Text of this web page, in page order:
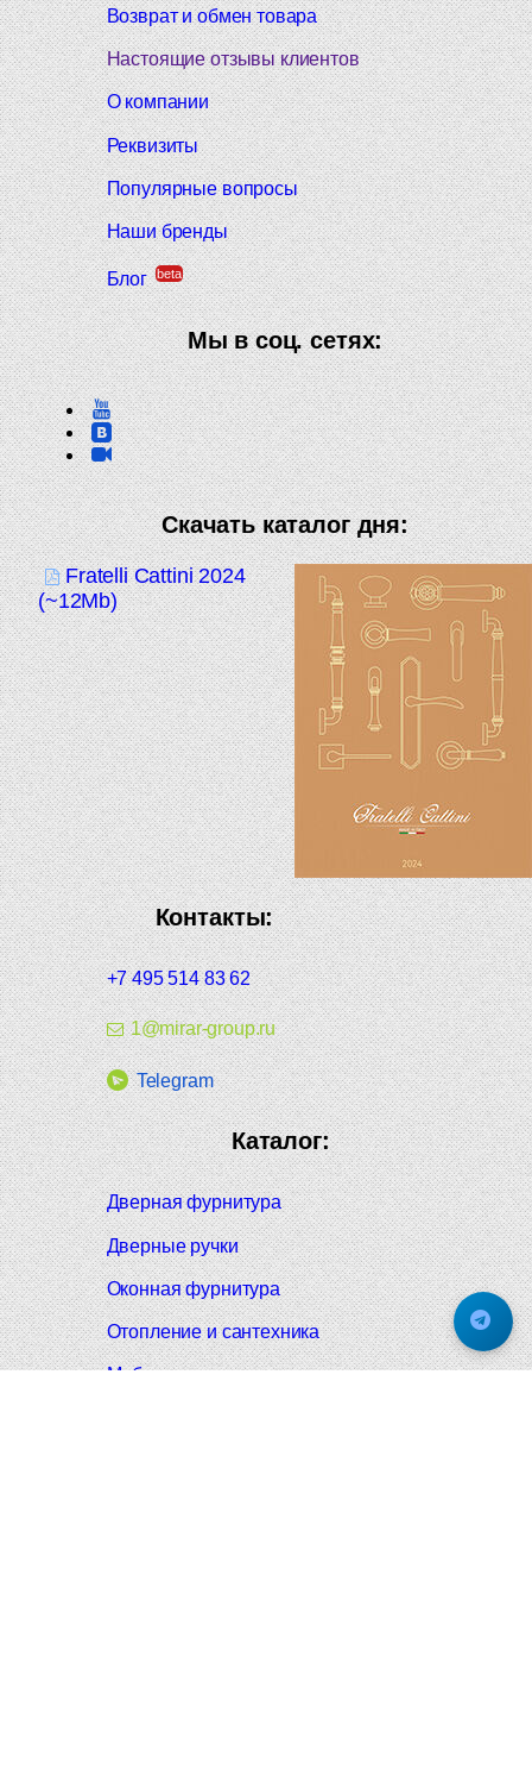
Возврат и обмен товара
Настоящие отзывы клиентов
О компании
Реквизиты
Популярные вопросы
Наши бренды
Блог beta
Мы в соц. сетях:
Скачать каталог дня:
Fratelli Cattini 2024
(~12Mb)
Контакты:
+7 495 514 83 62
1@mirar-group.ru
Telegram
Каталог:
Дверная фурнитура
Дверные ручки
Оконная фурнитура
Отопление и сантехника
Мебельные ручки